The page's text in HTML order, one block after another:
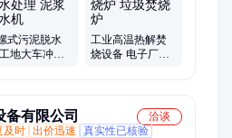
式污泥脱水
地大车冲洗
工业高温热解焚
烧设备 电子厂线
备有限公司
洽谈
及时 出价迅速
真实性已核验